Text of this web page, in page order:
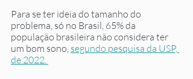
Para se ter ideia do tamanho do
problema, só no Brasil, 65% da
população brasileira não considera ter
um bom sono, segundo pesquisa da USP,
de 2022.